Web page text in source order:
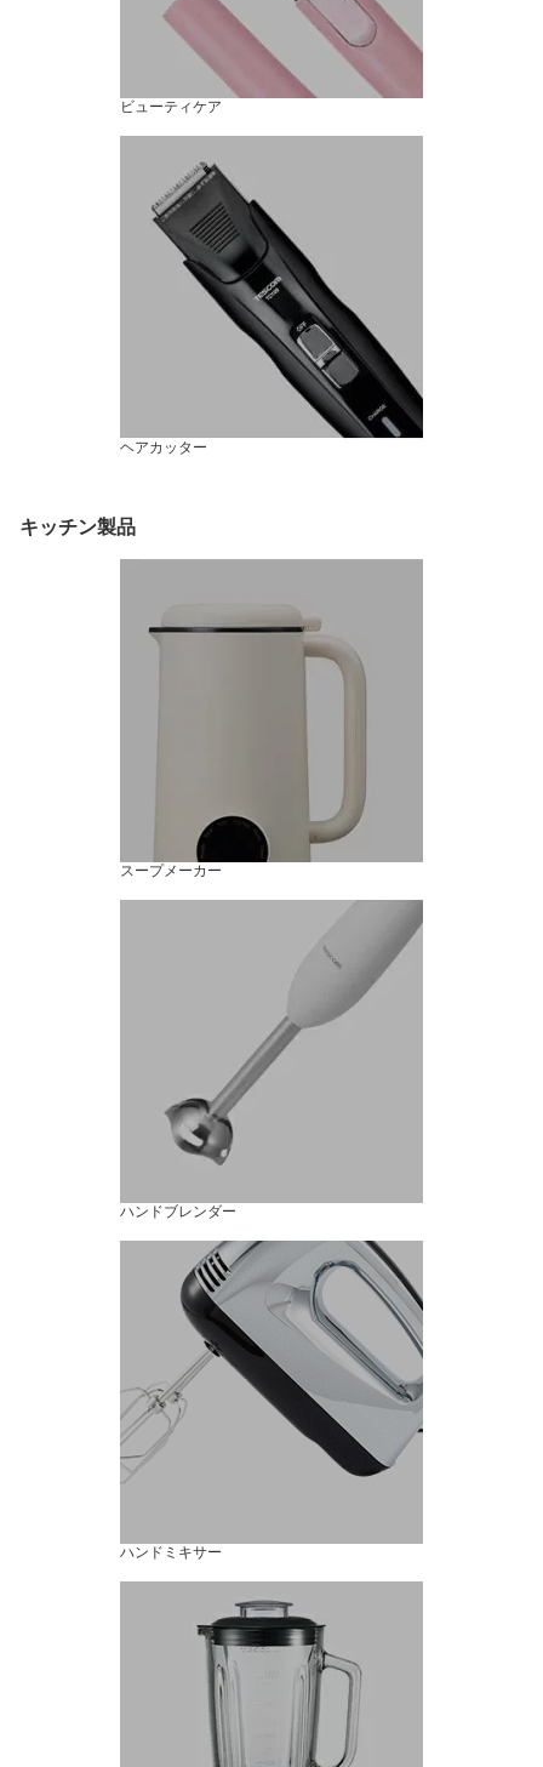
ビューティケア
ヘアカッター
キッチン製品
スープメーカー
ハンドブレンダー
ハンドミキサー